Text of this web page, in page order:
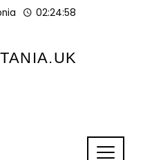
02:24:58